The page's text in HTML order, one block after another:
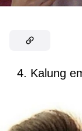
4. Kalung